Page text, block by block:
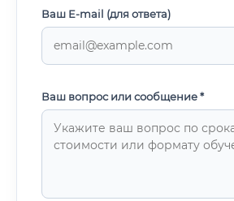
Ваш E-mail (для ответа)
Ваш вопрос или сообщение *